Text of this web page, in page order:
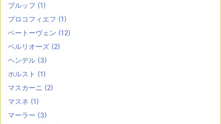
ブルッフ (1)
プロコフィエフ (1)
ベートーヴェン (12)
ベルリオーズ (2)
ヘンデル (3)
ホルスト (1)
マスカーニ (2)
マスネ (1)
マーラー (3)